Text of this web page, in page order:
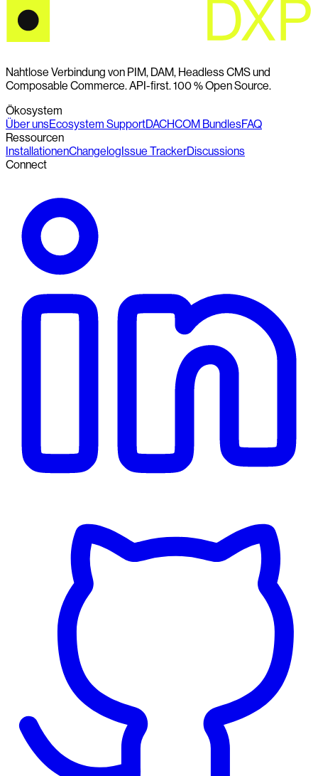
Nahtlose Verbindung von PIM, DAM, Headless CMS und
Composable Commerce. API-first. 100 % Open Source.
Ökosystem
Über unsEcosystem SupportDACHCOM BundlesFAQ
Ressourcen
InstallationenChangelogIssue TrackerDiscussions
Connect